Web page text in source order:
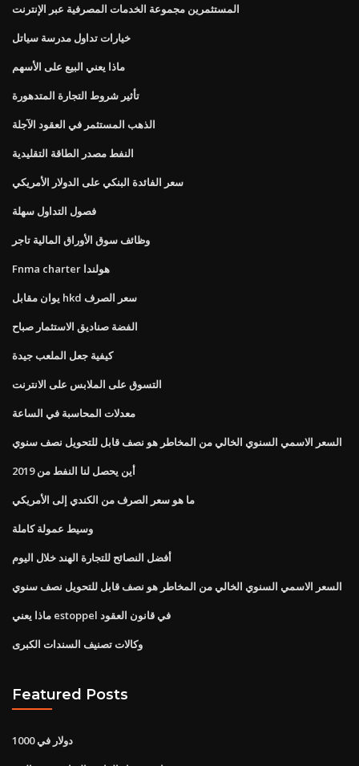
المستثمرين مجموعة الخدمات المصرفية عبر الإنترنت
خيارات تداول مدرسة سياتل
ماذا يعني البيع على الأسهم
تأثير شروط التجارة المتدهورة
الذهب المستثمر في العقود الآجلة
النفط مصدر الطاقة التقليدية
سعر الفائدة البنكي على الدولار الأمريكي
فصول التداول سهلة
وظائف سوق الأوراق المالية تاجر
Fnma charter هولندا
يوان مقابل hkd سعر الصرف
الفضة صناديق الاستثمار صباح
كيفية جعل الملعب جيدة
التسوق على الملابس على الانترنت
معدلات المحاسبة في الساعة
السعر الاسمي السنوي الخالي من المخاطر هو نصف قابل للتحويل نصف سنوي
أين يحصل لنا النفط من 2019
ما هو سعر الصرف من الكندي إلى الأمريكي
وسيط عمولة كاملة
أفضل النصائح للتجارة الهند خلال اليوم
السعر الاسمي السنوي الخالي من المخاطر هو نصف قابل للتحويل نصف سنوي
ماذا يعني estoppel في قانون العقود
وكالات تصنيف السندات الكبرى
Featured Posts
1000 دولار في